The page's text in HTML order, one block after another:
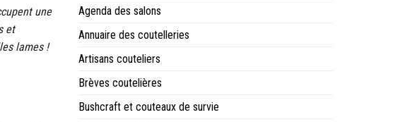
une
et
lames !
Agenda des salons
Annuaire des coutelleries
Artisans couteliers
Brèves coutelières
Bushcraft et couteaux de survie